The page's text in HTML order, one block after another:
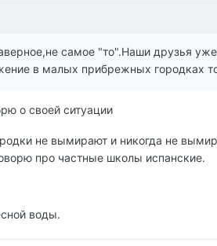
самое "то".Наши друзья
в малых прибрежных городках
о своей ситуации
не вымирают и никогда не
про частные школы испанские.
воды.